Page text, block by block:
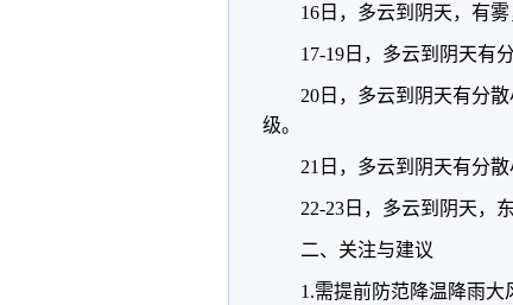
16日，多云到阴天，有雾
17-19日，多云到阴天有
20日，多云到阴天有分
级。
21日，多云到阴天有分
22-23日，多云到阴天，
二、关注与建议
1.需提前防范降温降雨